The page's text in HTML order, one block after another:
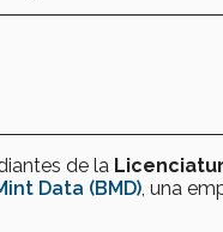
de la
Data (BMD) , una